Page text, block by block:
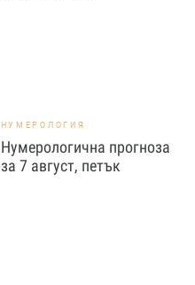
НУМЕРОЛОГИЯ
Нумерологична прогноза
за 7 август, петък